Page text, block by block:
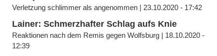
Verletzung schlimmer als angenommen | 23.10.2020 - 17:42
Lainer: Schmerzhafter Schlag aufs Knie
Reaktionen nach dem Remis gegen Wolfsburg | 18.10.2020 -
12:39